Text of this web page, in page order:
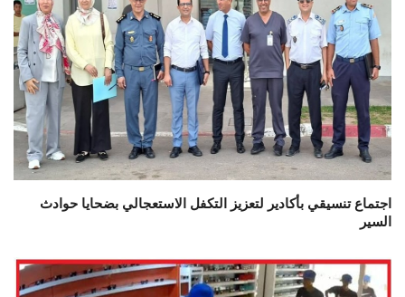
اجتماع تنسيقي بأكادير لتعزيز التكفل الاستعجالي بضحايا حوادث
السير